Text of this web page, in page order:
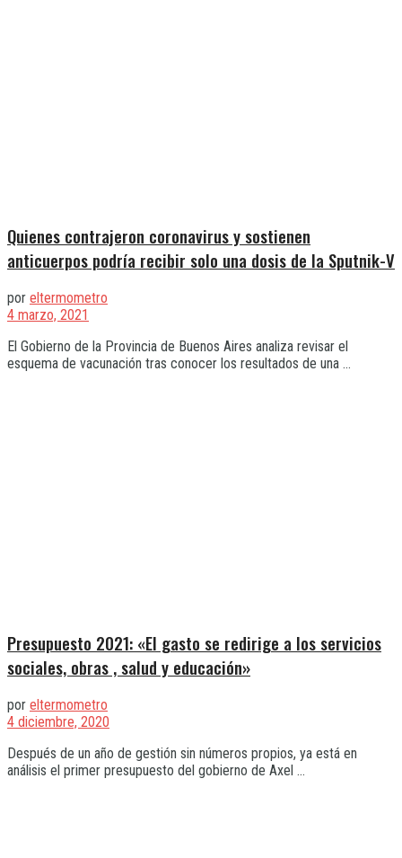
Quienes contrajeron coronavirus y sostienen
anticuerpos podría recibir solo una dosis de la Sputnik-V
por eltermometro
4 marzo, 2021
El Gobierno de la Provincia de Buenos Aires analiza revisar el
esquema de vacunación tras conocer los resultados de una ...
Presupuesto 2021: «El gasto se redirige a los servicios
sociales, obras , salud y educación»
por eltermometro
4 diciembre, 2020
Después de un año de gestión sin números propios, ya está en
análisis el primer presupuesto del gobierno de Axel ...